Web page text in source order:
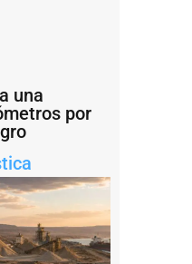
una
por